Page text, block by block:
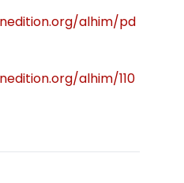
alhim/pd
alhim/110